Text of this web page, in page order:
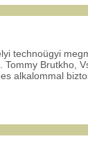
technoügyi
Tommy Brutkho,
alkalommal